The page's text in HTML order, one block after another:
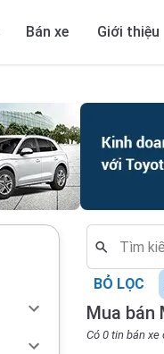
Bán xe Giới thiệu
Mua bán
Có 0 tin bán
BỎ LỌC